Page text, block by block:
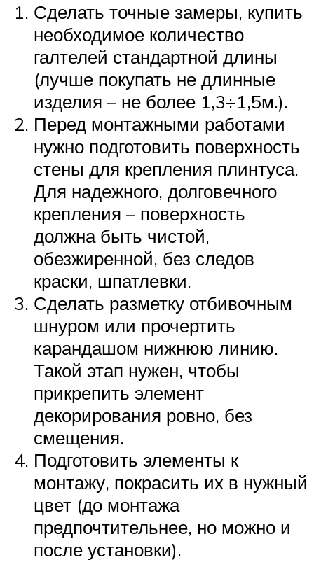
Сделать точные замеры, купить
необходимое количество
галтелей стандартной длины
(лучше покупать не длинные
изделия – не более 1,3÷1,5м.).
Перед монтажными работами
нужно подготовить поверхность
стены для крепления плинтуса.
Для надежного, долговечного
крепления – поверхность
должна быть чистой,
обезжиренной, без следов
краски, шпатлевки.
Сделать разметку отбивочным
шнуром или прочертить
карандашом нижнюю линию.
Такой этап нужен, чтобы
прикрепить элемент
декорирования ровно, без
смещения.
Подготовить элементы к
монтажу, покрасить их в нужный
цвет (до монтажа
предпочтительнее, но можно и
после установки).